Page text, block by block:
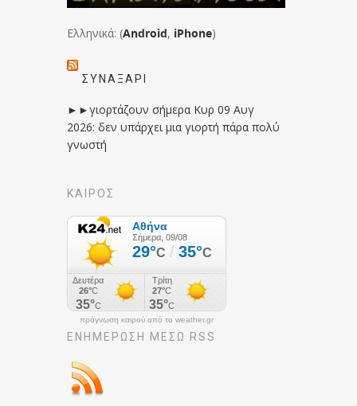
Ελληνικά: (Android, iPhone)
ΣΥΝΑΞΆΡΙ
►►γιορτάζουν σήμερα Κυρ 09 Αυγ
2026: δεν υπάρχει μια γιορτή πάρα πολύ
γνωστή
ΚΑΙΡΟΣ
πρόγνωση καιρού από το weather.gr
ΕΝΗΜΈΡΩΣΉ ΜΕΣΩ RSS